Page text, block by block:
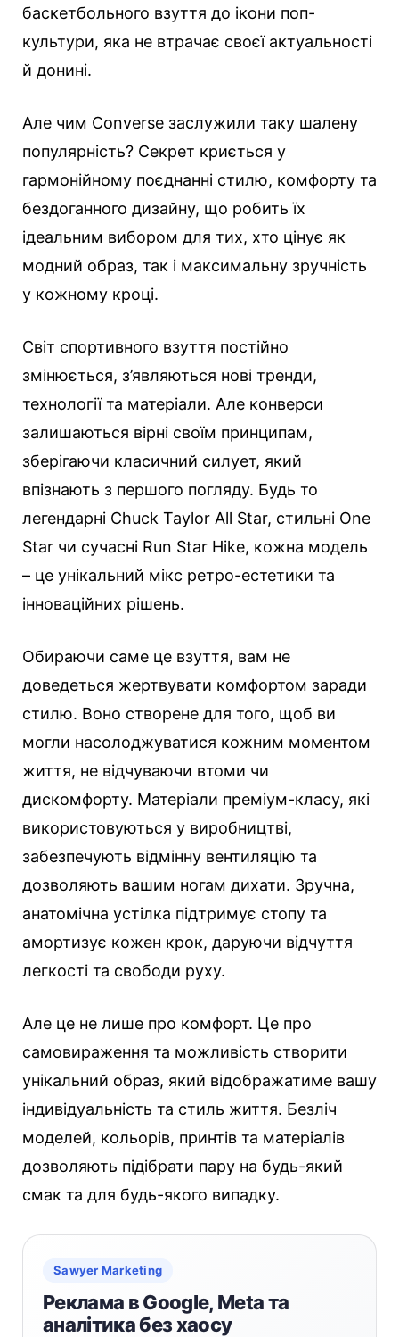
баскетбольного взуття до ікони поп-
культури, яка не втрачає своєї актуальності
й донині.
Але чим Converse заслужили таку шалену
популярність? Секрет криється у
гармонійному поєднанні стилю, комфорту та
бездоганного дизайну, що робить їх
ідеальним вибором для тих, хто цінує як
модний образ, так і максимальну зручність
у кожному кроці.
Світ спортивного взуття постійно
змінюється, з’являються нові тренди,
технології та матеріали. Але конверси
залишаються вірні своїм принципам,
зберігаючи класичний силует, який
впізнають з першого погляду. Будь то
легендарні Chuck Taylor All Star, стильні One
Star чи сучасні Run Star Hike, кожна модель
– це унікальний мікс ретро-естетики та
інноваційних рішень.
Обираючи саме це взуття, вам не
доведеться жертвувати комфортом заради
стилю. Воно створене для того, щоб ви
могли насолоджуватися кожним моментом
життя, не відчуваючи втоми чи
дискомфорту. Матеріали преміум-класу, які
використовуються у виробництві,
забезпечують відмінну вентиляцію та
дозволяють вашим ногам дихати. Зручна,
анатомічна устілка підтримує стопу та
амортизує кожен крок, даруючи відчуття
легкості та свободи руху.
Але це не лише про комфорт. Це про
самовираження та можливість створити
унікальний образ, який відображатиме вашу
індивідуальність та стиль життя. Безліч
моделей, кольорів, принтів та матеріалів
дозволяють підібрати пару на будь-який
смак та для будь-якого випадку.
Sawyer Marketing
Реклама в Google, Meta та
аналітика без хаосу